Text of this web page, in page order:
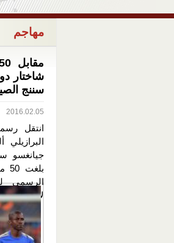
مهاجم
شاختار
سننج
2016.02.05
انتقل
جيانغسو
الرسمي
لاعبهم...